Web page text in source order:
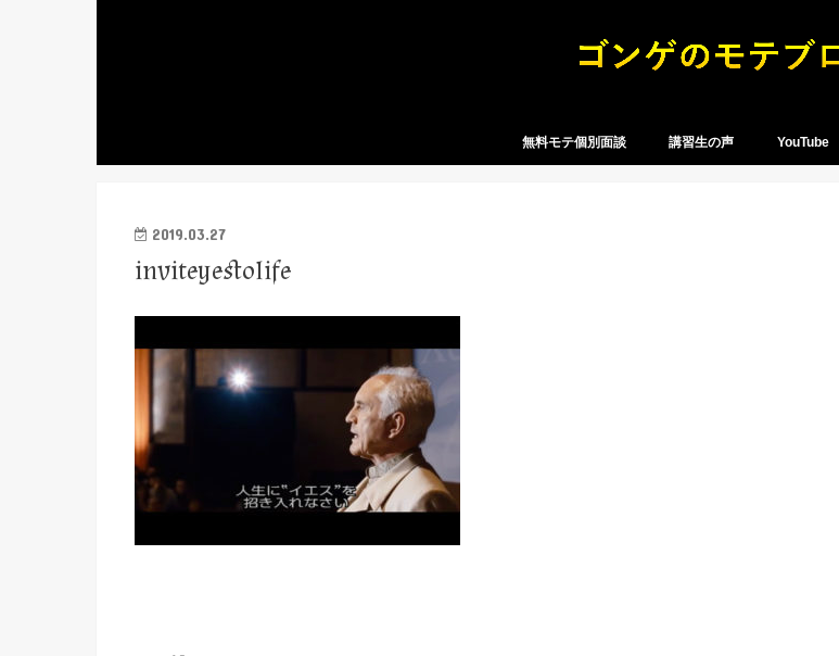
無料モテ個別面談 講習生の声 YouTube
2019.03.27
inviteyestolife